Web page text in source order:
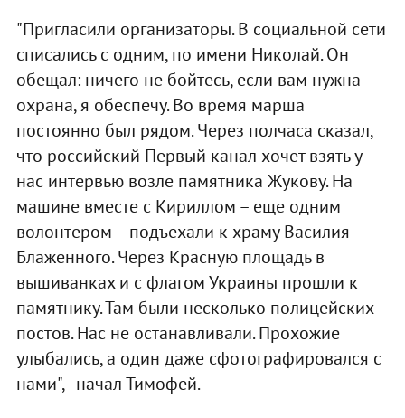
"Пригласили организаторы. В социальной сети
списались с одним, по имени Николай. Он
обещал: ничего не бойтесь, если вам нужна
охрана, я обеспечу. Во время марша
постоянно был рядом. Через полчаса сказал,
что российский Первый канал хочет взять у
нас интервью возле памятника Жукову. На
машине вместе с Кириллом – еще одним
волонтером – подъехали к храму Василия
Блаженного. Через Красную площадь в
вышиванках и с флагом Украины прошли к
памятнику. Там были несколько полицейских
постов. Нас не останавливали. Прохожие
улыбались, а один даже сфотографировался с
нами", - начал Тимофей.